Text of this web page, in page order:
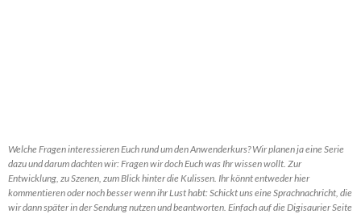
Welche Fragen interessieren Euch rund um den Anwenderkurs? Wir planen ja eine Serie
dazu und darum dachten wir: Fragen wir doch Euch was Ihr wissen wollt. Zur
Entwicklung, zu Szenen, zum Blick hinter die Kulissen. Ihr könnt entweder hier
kommentieren oder noch besser wenn ihr Lust habt: Schickt uns eine Sprachnachricht, die
wir dann später in der Sendung nutzen und beantworten. Einfach auf die Digisaurier Seite